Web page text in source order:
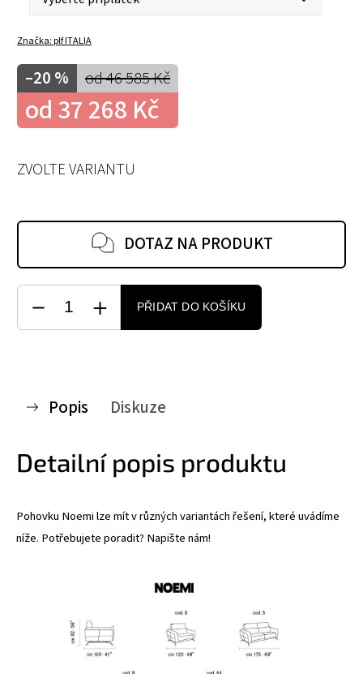
Značka:plf ITALIA
od 46 585 Kč
–20 %
od37 268 Kč
ZVOLTE VARIANTU
DOTAZ NA PRODUKT
PŘIDAT DO KOŠÍKU
Popis Diskuze
Detailní popis produktu
Pohovku Noemi lze mít v různých variantách řešení, které uvádíme
níže. Potřebujete poradit? Napište nám!